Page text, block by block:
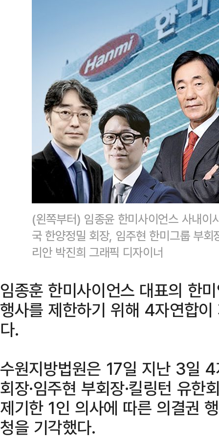
(왼쪽부터) 임종윤 한미사이언스 사내
국 한양정밀 회장, 임주현 한미그룹 부
리안 박진희 그래픽 디자이너
임종훈 한미사이언스 대표의 한
행사를 제한하기 위해 4자연합
다.
수원지방법원은 17일 지난 3일
회장·임주현 부회장·킬링턴 유
제기한 1인 의사에 따른 의결권
청을 기각했다.